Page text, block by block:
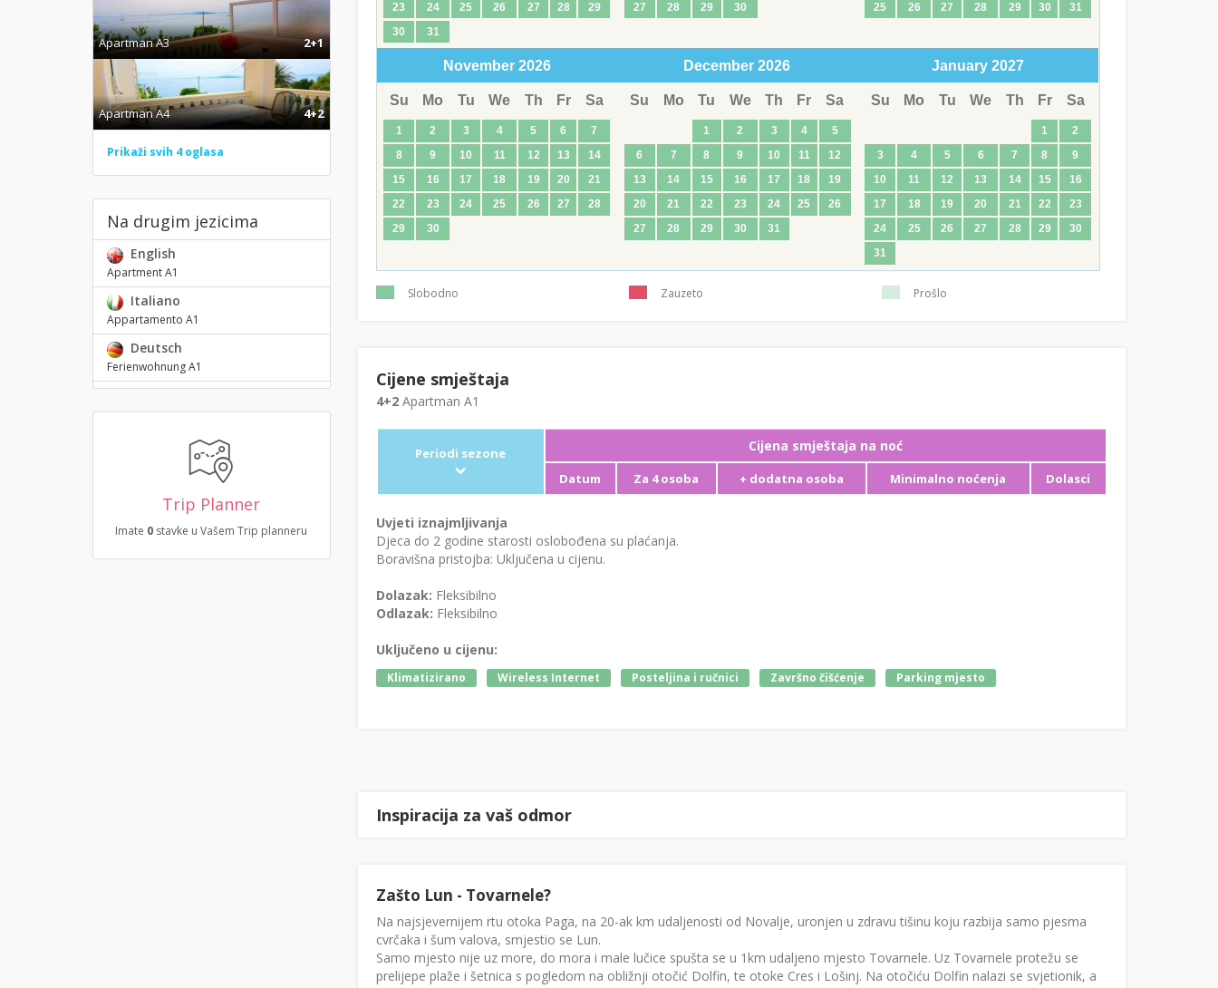
Apartman A3 2+1
Apartman A4 4+2
Prikaži svih 4 oglasa
Na drugim jezicima
English
Apartment A1
Italiano
Appartamento A1
Deutsch
Ferienwohnung A1
Trip Planner
Imate 0 stavke u Vašem Trip planneru
23
24 25 26 27 28
29
30
31
27
28 29 30
25
26 27 28 29 30 31
November 2026
Su Mo Tu We Th Fr Sa
1 2 3 4 5 6
7
8
9 10 11 12 13
14
15
16 17 18 19 20
21
22
23 24 25 26 27
28
29
30
December 2026
Su Mo Tu We Th Fr Sa
1 2 3 4
5
6
7 8 9 10 11
12
13
14 15 16 17 18
19
20
21 22 23 24 25
26
27
28 29 30 31
January 2027
Su Mo Tu We Th Fr Sa
1
2
3
4 5 6 7 8
9
10
11 12 13 14 15
16
17
18 19 20 21 22
23
24
25 26 27 28 29
30
31
Slobodno Zauzeto Prošlo
Cijene smještaja
4+2Apartman A1
Periodi sezone Cijena smještaja na noć
Datum Za 4 osoba + dodatna osoba Minimalno noćenja Dolasci
Uvjeti iznajmljivanja
Djeca do 2 godine starosti oslobođena su plaćanja.
Boravišna pristojba: Uključena u cijenu.
Dolazak: Fleksibilno
Odlazak: Fleksibilno
Uključeno u cijenu:
Klimatizirano Wireless Internet Posteljina i ručnici Završno čišćenje Parking mjesto
Inspiracija za vaš odmor
Zašto Lun - Tovarnele?
Na najsjevernijem rtu otoka Paga, na 20-ak km udaljenosti od Novalje, uronjen u zdravu tišinu koju razbija samo pjesma
cvrčaka i šum valova, smjestio se Lun.
Samo mjesto nije uz more, do mora i male lučice spušta se u 1km udaljeno mjesto Tovarnele. Uz Tovarnele protežu se
prelijepe plaže i šetnica s pogledom na obližnji otočić Dolfin, te otoke Cres i Lošinj. Na otočiću Dolfin nalazi se svjetionik, a